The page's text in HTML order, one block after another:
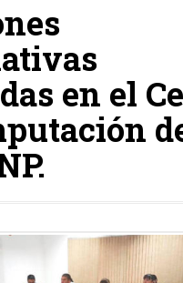
en el